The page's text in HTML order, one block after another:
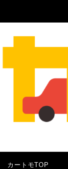
カートモTOP